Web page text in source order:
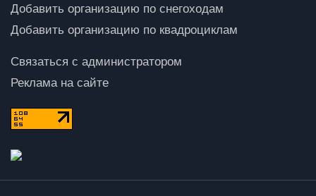
Добавить организацию по снегоходам
Добавить организацию по квадроциклам
Связаться с администратором
Реклама на сайте